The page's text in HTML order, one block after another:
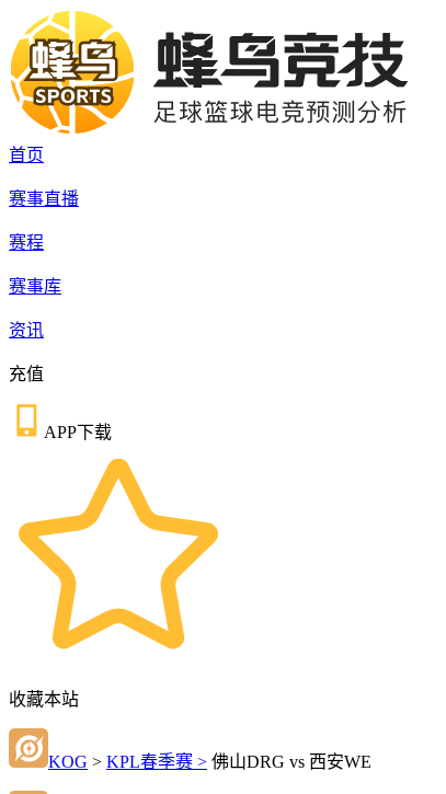
首页
赛事直播
赛程
赛事库
资讯
充值
APP下载
收藏本站
KOG > KPL春季赛 > 佛山DRG vs 西安WE